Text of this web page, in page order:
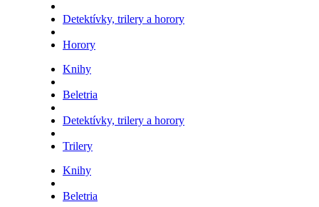
Detektívky, trilery a horory
Horory
Knihy
Beletria
Detektívky, trilery a horory
Trilery
Knihy
Beletria